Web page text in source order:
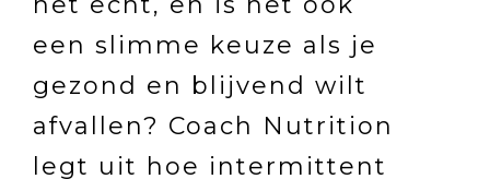
een slimme keuze als je
gezond en blijvend wilt
afvallen? Coach Nutrition
legt uit hoe intermittent